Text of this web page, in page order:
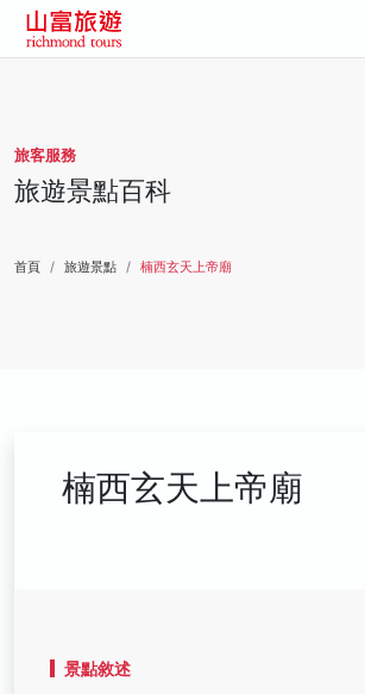
旅客服務
旅遊景點百科
首頁 旅遊景點 楠西玄天上帝廟
楠西玄天上帝廟
景點敘述